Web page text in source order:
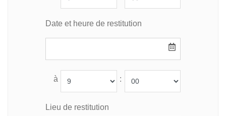
Date et heure de restitution
à :
Lieu de restitution